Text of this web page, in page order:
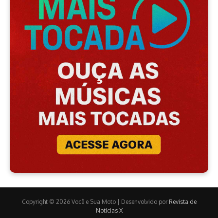
Copyright © 2026 Você e Sua Moto | Desenvolvido por Revista de
Notícias X